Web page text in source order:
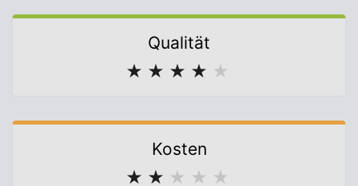
Qualität
★ ★ ★ ★ ★
Kosten
★ ★ ★ ★ ★